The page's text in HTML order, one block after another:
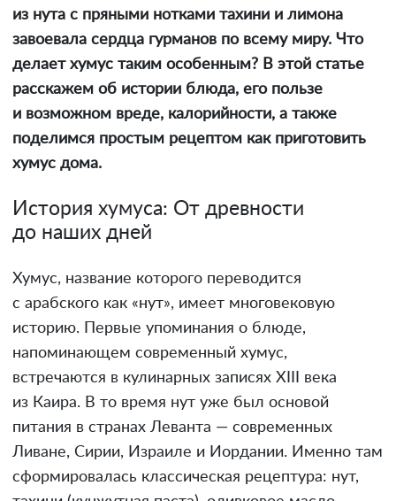
из нута с пряными нотками тахини и лимона
завоевала сердца гурманов по всему миру. Что
делает хумус таким особенным? В этой статье
расскажем об истории блюда, его пользе
и возможном вреде, калорийности, а также
поделимся простым рецептом как приготовить
хумус дома.
История хумуса: От древности
до наших дней
Хумус, название которого переводится
с арабского как «нут», имеет многовековую
историю. Первые упоминания о блюде,
напоминающем современный хумус,
встречаются в кулинарных записях XIII века
из Каира. В то время нут уже был основой
питания в странах Леванта — современных
Ливане, Сирии, Израиле и Иордании. Именно там
сформировалась классическая рецептура: нут,